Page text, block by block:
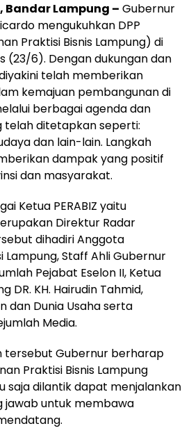
Lampung – Gubernur
mengukuhkan DPP
Praktisi Bisnis Lampung) di
(23/6). Dengan dukungan dan
telah memberikan
kemajuan pembangunan di
berbagai agenda dan
telah ditetapkan seperti:
dan lain-lain. Langkah
dampak yang positif
dan masyarakat.
Ketua PERABIZ yaitu
Direktur Radar
dihadiri Anggota
Lampung, Staff Ahli Gubernur
Pejabat Eselon II, Ketua
DR. KH. Hairudin Tahmid,
dan Dunia Usaha serta
Media.
tersebut Gubernur berharap
Praktisi Bisnis Lampung
saja dilantik dapat menjalankan
jawab untuk membawa